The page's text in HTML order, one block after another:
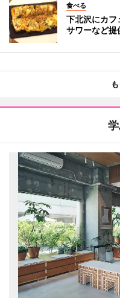
食べる
下北沢にカ
サワーなど提